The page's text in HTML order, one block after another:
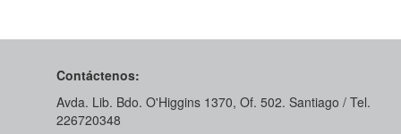
Contáctenos:
Avda. Lib. Bdo. O'Higgins 1370, Of. 502. Santiago / Tel.
226720348